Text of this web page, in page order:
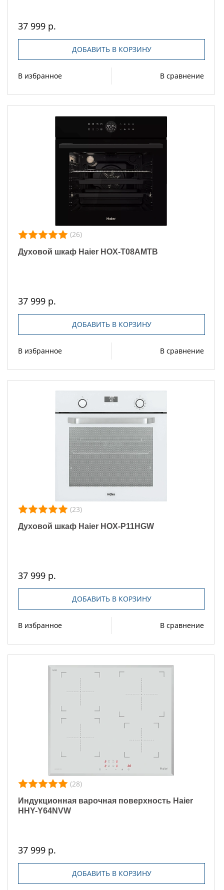
37 999 р.
ДОБАВИТЬ В КОРЗИНУ
В избранное В сравнение
(26)
Духовой шкаф Haier HOX-T08AMTB
37 999 р.
ДОБАВИТЬ В КОРЗИНУ
В избранное В сравнение
(23)
Духовой шкаф Haier HOX-P11HGW
37 999 р.
ДОБАВИТЬ В КОРЗИНУ
В избранное В сравнение
(28)
Индукционная варочная поверхность Haier
HHY-Y64NVW
37 999 р.
ДОБАВИТЬ В КОРЗИНУ